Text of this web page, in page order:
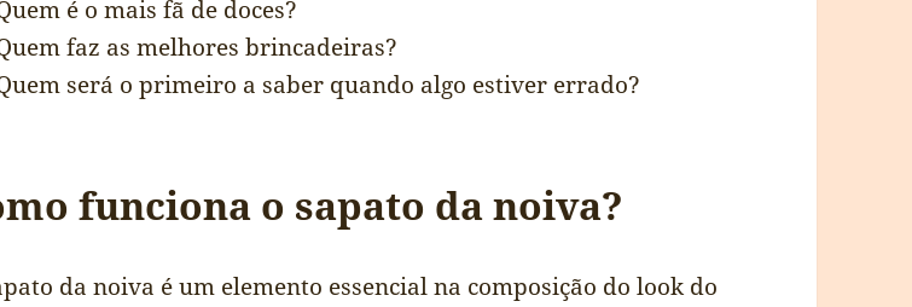
é o mais fã de doces?
faz as melhores brincadeiras?
será o primeiro a saber quando algo estiver errado?
funciona o sapato da noiva?
da noiva é um elemento essencial na composição do look do